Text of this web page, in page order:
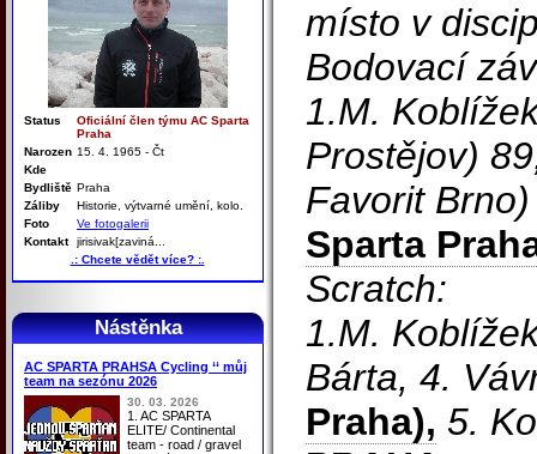
Status
Oficiální člen týmu AC Sparta
Praha
Narozen 15. 4. 1965 - Čt
Kde
Bydliště Praha
Záliby
Historie, výtvarné umění, kolo.
Foto
Ve fotogalerii
Kontakt jirisivak[zaviná...
.: Chcete vědět více? :.
Nástěnka
AC SPARTA PRAHSA Cycling ‘‘ můj
team na sezónu 2026
30. 03. 2026
1. AC SPARTA
ELITE/ Continental
team - road / gravel
místo v
Bodovací
1.M.
Prostějov)
Favorit
Sparta
Scratch:
1.M.
Bárta, 4.
Praha), 5.